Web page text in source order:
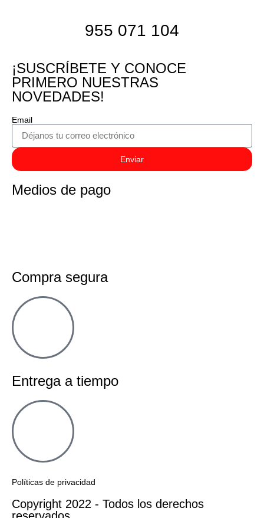
955 071 104
¡SUSCRÍBETE Y CONOCE
PRIMERO NUESTRAS
NOVEDADES!
Email
Enviar
Medios de pago
Compra segura
Entrega a tiempo
Políticas de privacidad
Copyright 2022 - Todos los derechos